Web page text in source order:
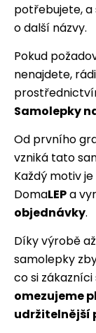
potřebujete, a
o další názvy.
Pokud
nenajdete,
Samolepky
Od prvního
vzniká tato
Každý motiv
DomaLEPa
objednávky.
Díky výrobě
samolepky
co si
omezujeme
udržitelnější